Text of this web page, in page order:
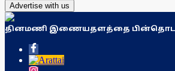
Advertise with us
தினமணி இணையதளத்தை